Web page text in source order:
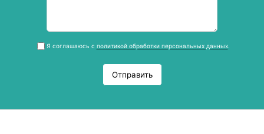
Я соглашаюсь с политикой обработки персональных данных.
Отправить